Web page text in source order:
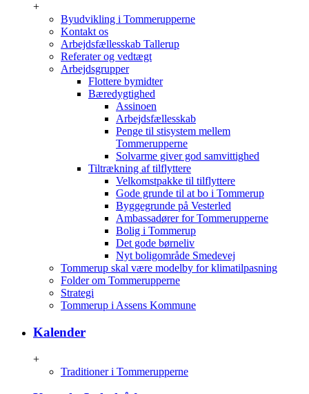
+
Byudvikling i Tommerupperne
Kontakt os
Arbejdsfællesskab Tallerup
Referater og vedtægt
Arbejdsgrupper
Flottere bymidter
Bæredygtighed
Assinoen
Arbejdsfællesskab
Penge til stisystem mellem
Tommerupperne
Solvarme giver god samvittighed
Tiltrækning af tilflyttere
Velkomstpakke til tilflyttere
Gode grunde til at bo i Tommerup
Byggegrunde på Vesterled
Ambassadører for Tommerupperne
Bolig i Tommerup
Det gode børneliv
Nyt boligområde Smedevej
Tommerup skal være modelby for klimatilpasning
Folder om Tommerupperne
Strategi
Tommerup i Assens Kommune
Kalender
+
Traditioner i Tommerupperne